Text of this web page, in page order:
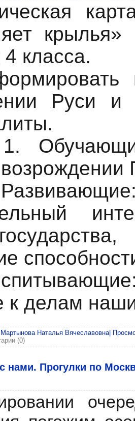
класса.
Руси и
1.
к делам
Мартынова Наталья Вячеславовна|
(0)
нами. Прогулки по